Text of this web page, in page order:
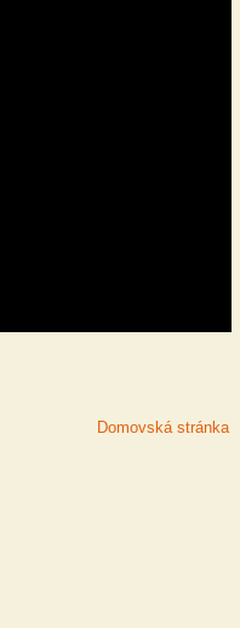
Domovská stránka